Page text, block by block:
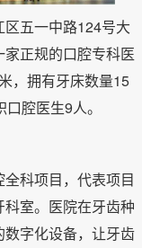
五一中路124号大
正规的口腔专科医
，拥有牙床数量15
腔医生9人。
科项目，代表项目
室。医院在牙齿种
字化设备，让牙齿